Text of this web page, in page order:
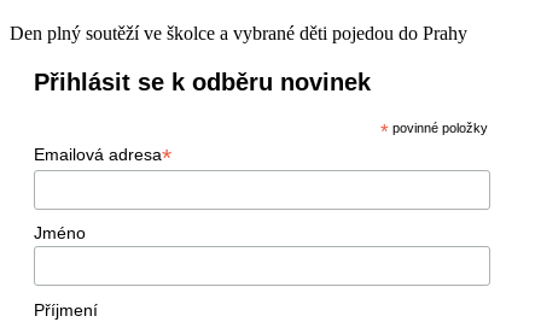
Den plný soutěží ve školce a vybrané děti pojedou do Prahy
Přihlásit se k odběru novinek
* povinné položky
Emailová adresa*
Jméno
Příjmení